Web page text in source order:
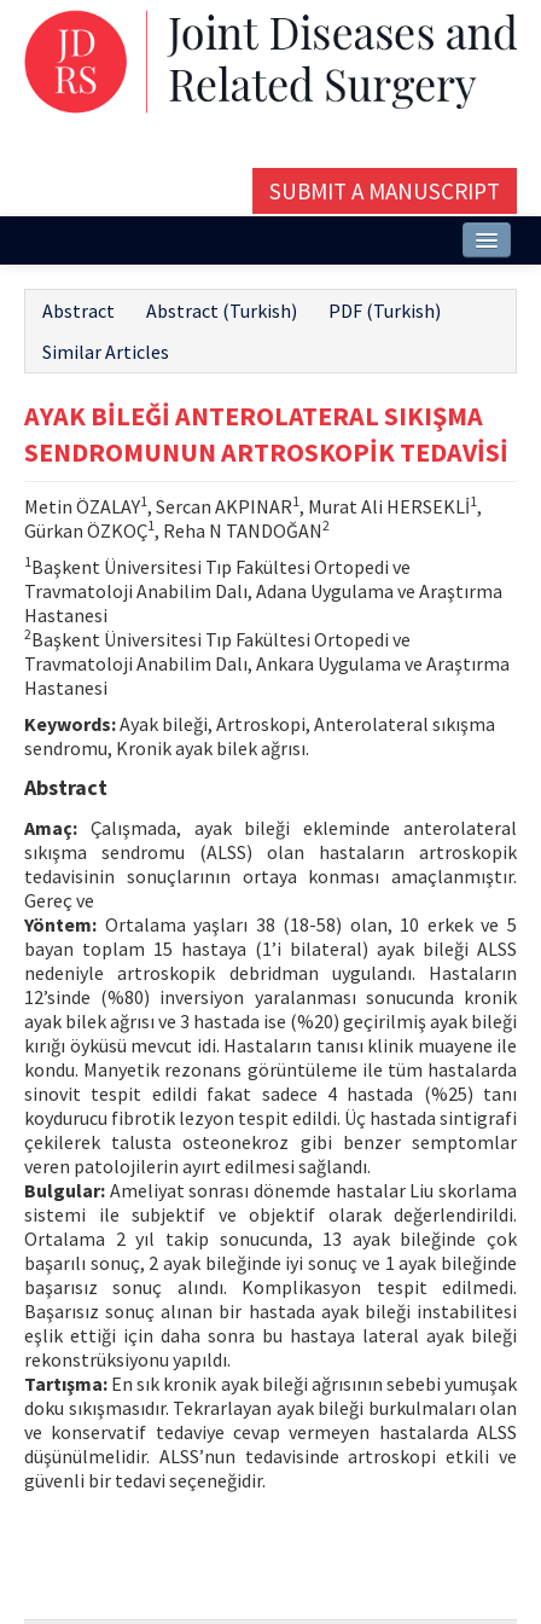
SUBMIT A MANUSCRIPT
Issues and Articles
Editorial Board
Aims and Scope
Contact Us
E-ISSN: 2687-4792
Abstract Abstract (Turkish)
PDF (Turkish)
Similar Articles
AYAK BİLEĞİ ANTEROLATERAL SIKIŞMA
SENDROMUNUN ARTROSKOPİK TEDAVİSİ
Metin ÖZALAY1, Sercan AKPINAR1, Murat Ali HERSEKLİ1,
Gürkan ÖZKOÇ1, Reha N TANDOĞAN2
1 Başkent Üniversitesi Tıp Fakültesi Ortopedi ve
Travmatoloji Anabilim Dalı, Adana Uygulama ve Araştırma
Hastanesi
2Başkent Üniversitesi Tıp Fakültesi Ortopedi ve
Travmatoloji Anabilim Dalı, Ankara Uygulama ve Araştırma
Hastanesi
Keywords:Ayak bileği, Artroskopi, Anterolateral sıkışma
sendromu, Kronik ayak bilek ağrısı.
Abstract
Amaç: Çalışmada, ayak bileği ekleminde anterolateral
sıkışma sendromu (ALSS) olan hastaların artroskopik
tedavisinin sonuçlarının ortaya konması amaçlanmıştır.
Gereç ve
Yöntem: Ortalama yaşları 38 (18-58) olan, 10 erkek ve 5
bayan toplam 15 hastaya (1’i bilateral) ayak bileği ALSS
nedeniyle artroskopik debridman uygulandı. Hastaların
12’sinde (%80) inversiyon yaralanması sonucunda kronik
ayak bilek ağrısı ve 3 hastada ise (%20) geçirilmiş ayak bileği
kırığı öyküsü mevcut idi. Hastaların tanısı klinik muayene ile
kondu. Manyetik rezonans görüntüleme ile tüm hastalarda
sinovit tespit edildi fakat sadece 4 hastada (%25) tanı
koydurucu fibrotik lezyon tespit edildi. Üç hastada sintigrafi
çekilerek talusta osteonekroz gibi benzer semptomlar
veren patolojilerin ayırt edilmesi sağlandı.
Bulgular: Ameliyat sonrası dönemde hastalar Liu skorlama
sistemi ile subjektif ve objektif olarak değerlendirildi.
Ortalama 2 yıl takip sonucunda, 13 ayak bileğinde çok
başarılı sonuç, 2 ayak bileğinde iyi sonuç ve 1 ayak bileğinde
başarısız sonuç alındı. Komplikasyon tespit edilmedi.
Başarısız sonuç alınan bir hastada ayak bileği instabilitesi
eşlik ettiği için daha sonra bu hastaya lateral ayak bileği
rekonstrüksiyonu yapıldı.
Tartışma: En sık kronik ayak bileği ağrısının sebebi yumuşak
doku sıkışmasıdır. Tekrarlayan ayak bileği burkulmaları olan
ve konservatif tedaviye cevap vermeyen hastalarda ALSS
düşünülmelidir. ALSS’nun tedavisinde artroskopi etkili ve
güvenli bir tedavi seçeneğidir.